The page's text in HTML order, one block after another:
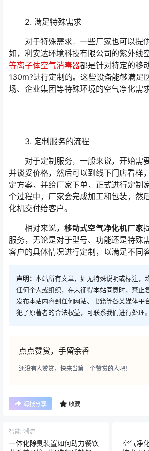
2. 满足特殊需求
对于特殊需求，一些厂家也可以提
如，利安达环境科技有限公司的紫外线
等离子体空气消毒器都是针对特定的移
130m?进行定制的。这些设备能够满足
场、企业集团等特殊环境的空气净化需求
3. 定制服务的流程
对于定制服务，一般来说，开始需
并谈妥价格，然后可以到线下门店看样
定方案，并给厂家下单，正式进行定制
个过程中，厂家会完成加工和包装，然
化机交付给客户。
相对来说， 移动式空气净化机厂家
服务，无论是对于型号、功能还是特殊
客户的具体情况进行定制，以满足不同
声明： 本站所有文章，如无特殊说明或标注，
任何个人或组织，在未征得本站同意时，禁止
发布本站内容到任何网站、书籍等各类媒体平
犯了原著者的合法权益，可联系我们进行处理。
点点赞赏，手留余香
还没有人赞赏，快来当第一个赞赏的人吧！
海报分享 收藏
智能 潮流
一体化除臭装置如何助力餐饮
空气净